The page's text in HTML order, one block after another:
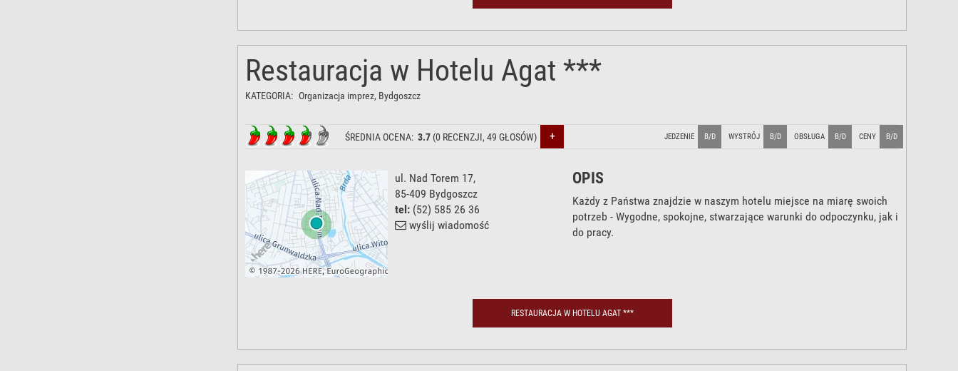
Restauracja w Hotelu Agat ***
KATEGORIA: Organizacja imprez, Bydgoszcz
ŚREDNIA OCENA: 3.7 (0 RECENZJI, 49 GŁOSÓW) + JEDZENIE B/D WYSTRÓJ B/D OBSŁUGA B/D CENY B/D
ul. Nad Torem 17,
85-409 Bydgoszcz
tel: (52) 585 26 36
wyślij wiadomość
OPIS
Każdy z Państwa znajdzie w naszym hotelu miejsce na miarę swoich
potrzeb - Wygodne, spokojne, stwarzające warunki do odpoczynku, jak i
do pracy.
RESTAURACJA W HOTELU AGAT ***